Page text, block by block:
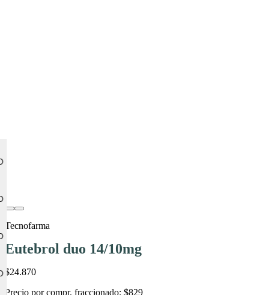
Tecnofarma
Eutebrol duo 14/10mg
$24.870
Precio por compr. fraccionado: $829